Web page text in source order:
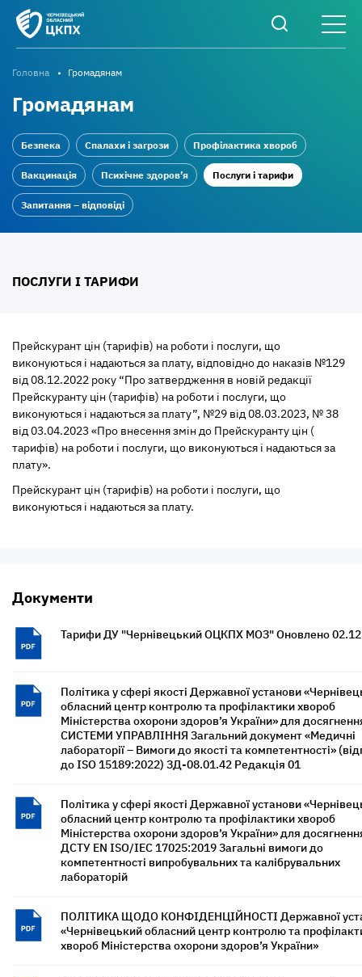
Головна Громадянам
Громадянам
Безпека Спалахи і загрози Профілактика хвороб
Вакцинація Психічне здоров’я Послуги і тарифи
Запитання – відповіді
ПОСЛУГИ І ТАРИФИ
Прейскурант цін (тарифів) на роботи і послуги, що
виконуються і надаються за плату, відповідно до наказів №129
від 08.12.2022 року “Про затвердження в новій редакції
Прейскуранту цін (тарифів) на роботи і послуги, що
виконуються і надаються за плату”, №29 від 08.03.2023, № 38
від 03.04.2023 «Про внесення змін до Прейскуранту цін (
тарифів) на роботи і послуги, що виконуються і надаються за
плату».
Прейскурант цін (тарифів) на роботи і послуги, що
виконуються і надаються за плату.
Документи
Тарифи ДУ "Чернівецький ОЦКПХ МОЗ" Оновлено
Політика у сфері якості Державної установи
обласний центр контролю та профілактики хвороб
Міністерства охорони здоров’я України» для
СИСТЕМИ УПРАВЛІННЯ Загальний документ «Медичні
лабораторії – Вимоги до якості та компетентності»
до ISO 15189:2022) ЗД-08.01.42 Редакція 01
Політика у сфері якості Державної установи
обласний центр контролю та профілактики хвороб
Міністерства охорони здоров’я України» для
ДСТУ EN ISO/IEC 17025:2019 Загальні вимоги до
компетентності випробувальних та калібрувальних
лабораторій
ПОЛІТИКА ЩОДО КОНФІДЕНЦІЙНОСТІ Державної
«Чернівецький обласний центр контролю та
хвороб Міністерства охорони здоров’я України»